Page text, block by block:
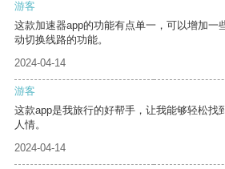
游客
这款加速器app的功能有点单一，可以增加一
动切换线路的功能。
2024-04-14
游客
这款app是我旅行的好帮手，让我能够轻松找
人情。
2024-04-14